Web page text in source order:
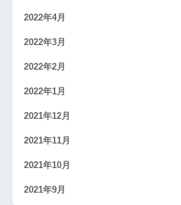
2022年4月
2022年3月
2022年2月
2022年1月
2021年12月
2021年11月
2021年10月
2021年9月